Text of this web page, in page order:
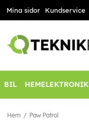
Mina sidor Kundservice
BIL HEMELEKTRONIK
Hem Paw Patrol